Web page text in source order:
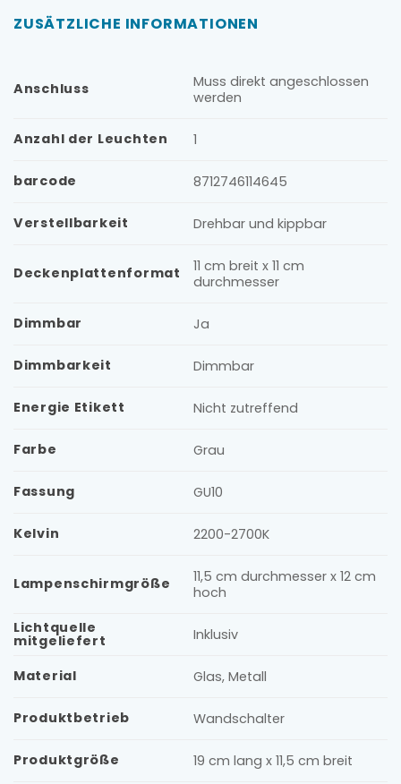
ZUSÄTZLICHE INFORMATIONEN
Anschluss
Muss direkt angeschlossen
werden
Anzahl der Leuchten 1
barcode 8712746114645
Verstellbarkeit Drehbar und kippbar
Deckenplattenformat
11 cm breit x 11 cm
durchmesser
Dimmbar Ja
Dimmbarkeit Dimmbar
Energie Etikett Nicht zutreffend
Farbe Grau
Fassung GU10
Kelvin 2200-2700K
Lampenschirmgröße
11,5 cm durchmesser x 12 cm
hoch
Lichtquelle
mitgeliefert Inklusiv
Material Glas, Metall
Produktbetrieb Wandschalter
Produktgröße 19 cm lang x 11,5 cm breit